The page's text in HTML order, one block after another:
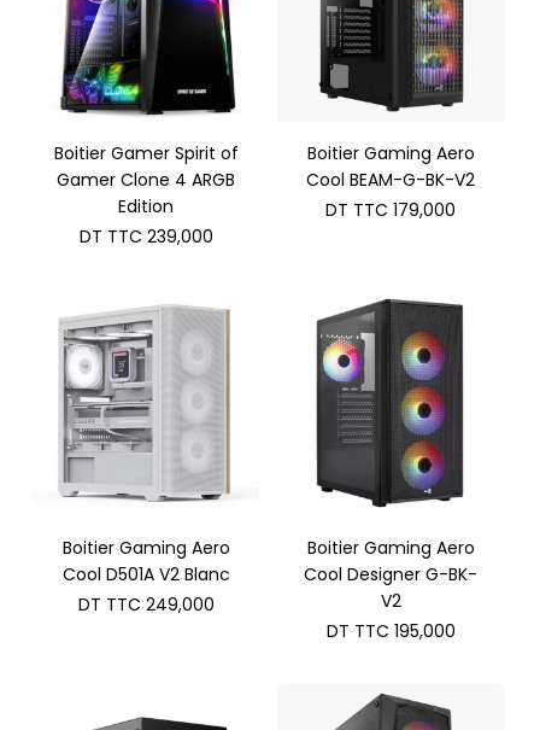
Boitier Gamer Spirit of
Gamer Clone 4 ARGB
Edition
DT TTC 239,000
Boitier Gaming Aero
Cool BEAM-G-BK-V2
DT TTC 179,000
Boitier Gaming Aero
Cool D501A V2 Blanc
DT TTC 249,000
Boitier Gaming Aero
Cool Designer G-BK-
V2
DT TTC 195,000